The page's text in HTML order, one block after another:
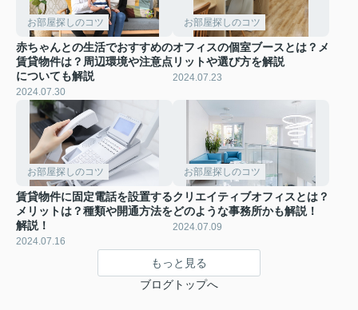
お部屋探しのコツ
赤ちゃんとの生活でおすすめの
賃貸物件は？周辺環境や注意点
についても解説
2024.07.30
お部屋探しのコツ
オフィスの個室ブースとは？メ
リットや選び方を解説
2024.07.23
お部屋探しのコツ
賃貸物件に固定電話を設置する
メリットは？種類や開通方法を
解説！
2024.07.16
お部屋探しのコツ
クリエイティブオフィスとは？
どのような事務所かも解説！
2024.07.09
もっと見る
ブログトップへ